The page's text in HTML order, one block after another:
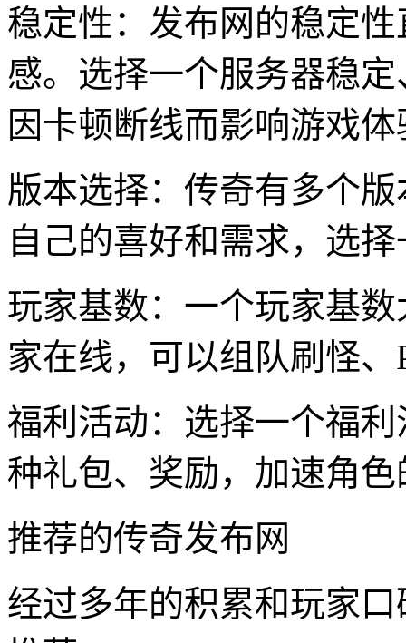
稳定性：发布网的稳定
感。选择一个服务器稳
因卡顿断线而影响游戏体
版本选择：传奇有多个
自己的喜好和需求，选
玩家基数：一个玩家基
家在线，可以组队刷怪
福利活动：选择一个福
种礼包、奖励，加速角
推荐的传奇发布网
经过多年的积累和玩家